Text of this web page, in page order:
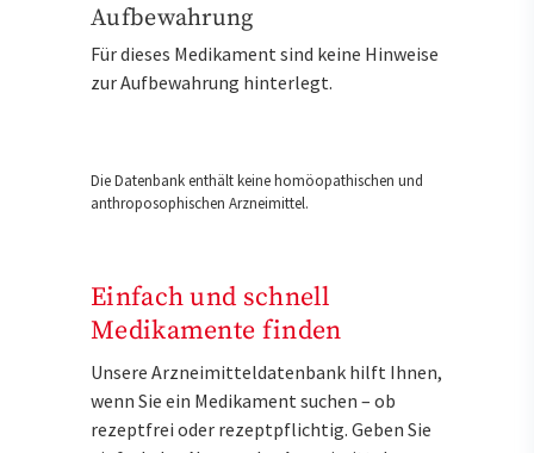
Aufbewahrung
Für dieses Medikament sind keine Hinweise
zur Aufbewahrung hinterlegt.
Die Datenbank enthält keine homöopathischen und
anthroposophischen Arzneimittel.
Einfach und schnell
Medikamente finden
Unsere Arzneimitteldatenbank hilft Ihnen,
wenn Sie ein Medikament suchen – ob
rezeptfrei oder rezeptpflichtig. Geben Sie